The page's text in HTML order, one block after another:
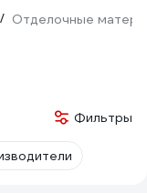
/ Отделочные
Фильтры